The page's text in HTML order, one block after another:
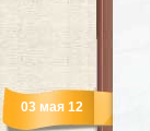
03 мая 12